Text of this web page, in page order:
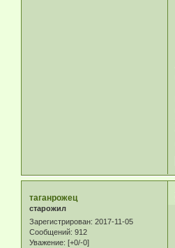
таганрожец
старожил
Зарегистрирован: 2017-11-05
Сообщений: 912
Уважение: [+0/-0]